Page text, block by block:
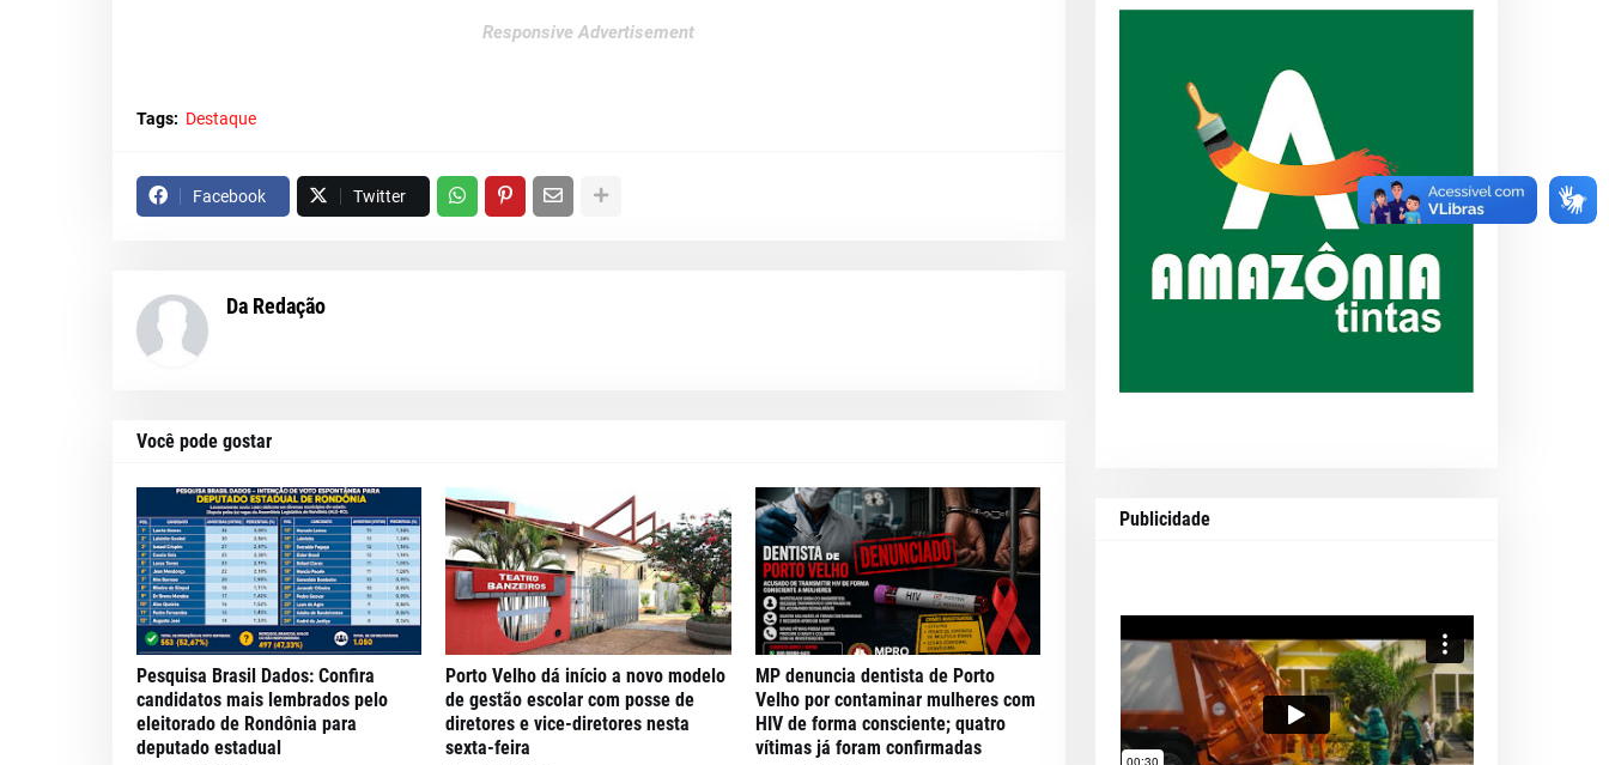
Responsive Advertisement
Tags: Destaque
Facebook Twitter
Da Redação
Você pode gostar
Pesquisa Brasil Dados: Confira
candidatos mais lembrados pelo
eleitorado de Rondônia para
deputado estadual
Porto Velho dá início a novo modelo
de gestão escolar com posse de
diretores e vice-diretores nesta
sexta-feira
MP denuncia dentista de Porto
Velho por contaminar mulheres com
HIV de forma consciente; quatro
vítimas já foram confirmadas
Publicidade